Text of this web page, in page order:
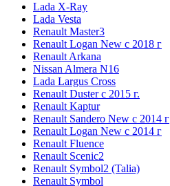
Lada X-Ray
Lada Vesta
Renault Master3
Renault Logan New с 2018 г
Renault Arkana
Nissan Almera N16
Lada Largus Cross
Renault Duster с 2015 г.
Renault Kaptur
Renault Sandero New с 2014 г
Renault Logan New с 2014 г
Renault Fluence
Renault Scenic2
Renault Symbol2 (Talia)
Renault Symbol